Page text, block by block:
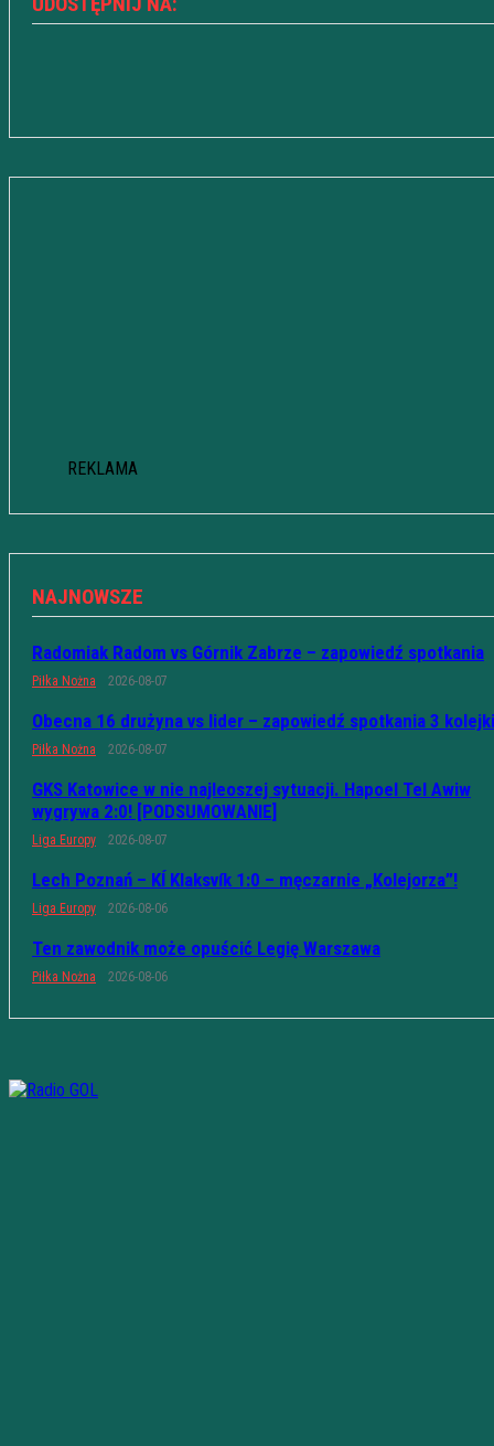
REKLAMA
NAJNOWSZE
Radomiak Radom vs Górnik Zabrze – zapowiedź spotkania
Piłka Nożna 2026-08-07
Obecna 16 drużyna vs lider – zapowiedź spotkania 3 kolejki
Piłka Nożna 2026-08-07
GKS Katowice w nie najleoszej sytuacji. Hapoel Tel Awiw
wygrywa 2:0! [PODSUMOWANIE]
Liga Europy 2026-08-07
Lech Poznań – KÍ Klaksvík 1:0 – męczarnie „Kolejorza”!
Liga Europy 2026-08-06
Ten zawodnik może opuścić Legię Warszawa
Piłka Nożna 2026-08-06